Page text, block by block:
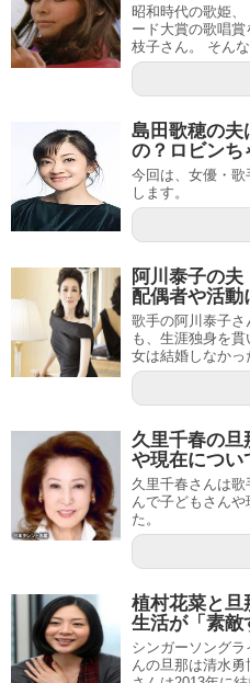
昭和時代の歌姫
ード大賞の歌唱
枝子さん。 そん
島田歌穂の夫
の？ロビンち
今回は、女優・
します。
阿川泰子の
配偶者や活動
歌手の阿川泰子さ
も、生涯独身を
女は結婚しなか
久里千春の
や現在につい
久里千春さんは
んで子どもさん
た。
植村花菜と旦
生活が「素敵
シンガーソング
んの旦那は清水